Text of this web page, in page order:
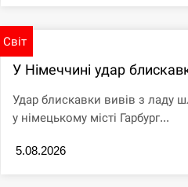
Світ
У Німеччині удар
Удар блискавки вивів з ладу
у німецькому місті Гарбург...
5.08.2026